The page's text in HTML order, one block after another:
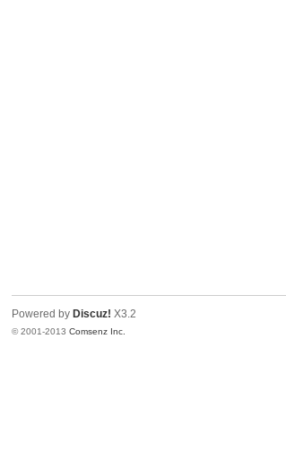
Powered by Discuz! X3.2
© 2001-2013Comsenz Inc.